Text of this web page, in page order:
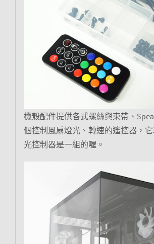
機殼配件提供各式螺絲與束帶、
個控制風扇燈光、轉速的遙控器，
光控制器是一組的喔。